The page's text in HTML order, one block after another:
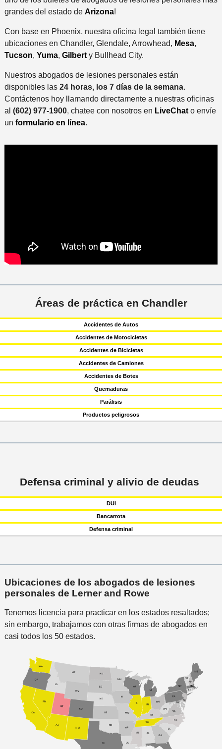
grandes del estado de Arizona!
Con base en Phoenix, nuestra oficina legal también tiene
ubicaciones en Chandler, Glendale, Arrowhead, Mesa,
Tucson, Yuma, Gilberty Bullhead City.
Nuestros abogados de lesiones personales están
disponibles las24 horas, los 7 días de la semana.
Contáctenos hoy llamando directamente a nuestras oficinas
al (602) 977-1900, chatee con nosotros en LiveChato envíe
un formulario en línea.
Áreas de práctica en Chandler
Accidentes de Autos
Accidentes de Motocicletas
Accidentes de Bicicletas
Accidentes de Camiones
Accidentes de Botes
Quemaduras
Parálisis
Productos peligrosos
Defensa criminal y alivio de deudas
DUI
Bancarrota
Defensa criminal
Ubicaciones de los abogados de lesiones
personales de Lerner and Rowe
Tenemos licencia para practicar en los estados resaltados;
sin embargo, trabajamos con otras firmas de abogados en
casi todos los 50 estados.